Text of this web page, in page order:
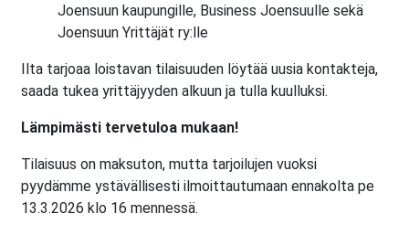
Joensuun kaupungille, Business Joensuulle sekä
Joensuun Yrittäjät ry:lle
Ilta tarjoaa loistavan tilaisuuden löytää uusia kontakteja,
saada tukea yrittäjyyden alkuun ja tulla kuulluksi.
Lämpimästi tervetuloa mukaan!
Tilaisuus on maksuton, mutta tarjoilujen vuoksi
pyydämme ystävällisesti ilmoittautumaan ennakolta pe
13.3.2026 klo 16 mennessä.